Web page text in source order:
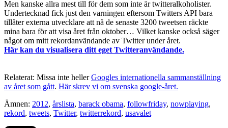
Men kanske allra mest till för dem som inte är twitteralkoholister.
Undertecknad fick just den varningen eftersom Twitters API bara
tillåter externa utvecklare att nå de senaste 3200 tweetsen räckte
mina bara för att visa året från oktober… Vilket kanske också säger
något om mitt rekordanvändande av Twitter under året.
Här kan du visualisera ditt eget Twitteranvändande.
Relaterat: Missa inte hellerGoogles internationella sammanställning
av året som gått. Här skrev vi om svenska google-året.
Ämnen: 2012, årslista, barack obama, followfriday, nowplaying,
rekord, tweets, Twitter, twitterrekord, usavalet